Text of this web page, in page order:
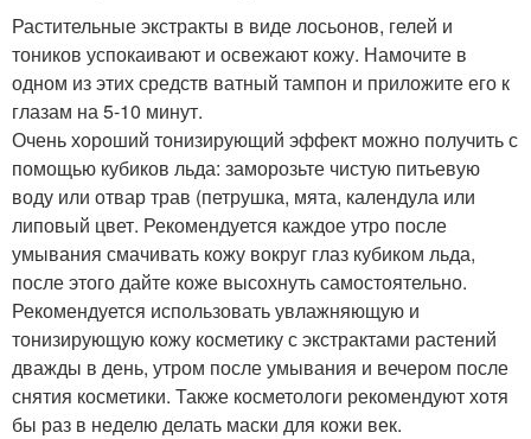
Растительные экстракты в виде лосьонов, гелей и
тоников успокаивают и освежают кожу. Намочите в
одном из этих средств ватный тампон и приложите его к
глазам на 5-10 минут.
Очень хороший тонизирующий эффект можно получить с
помощью кубиков льда: заморозьте чистую питьевую
воду или отвар трав (петрушка, мята, календула или
липовый цвет. Рекомендуется каждое утро после
умывания смачивать кожу вокруг глаз кубиком льда,
после этого дайте коже высохнуть самостоятельно.
Рекомендуется использовать увлажняющую и
тонизирующую кожу косметику с экстрактами растений
дважды в день, утром после умывания и вечером после
снятия косметики. Также косметологи рекомендуют хотя
бы раз в неделю делать маски для кожи век.